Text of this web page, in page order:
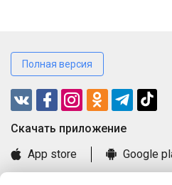
Полная версия
Cкачать приложение
App store
Google